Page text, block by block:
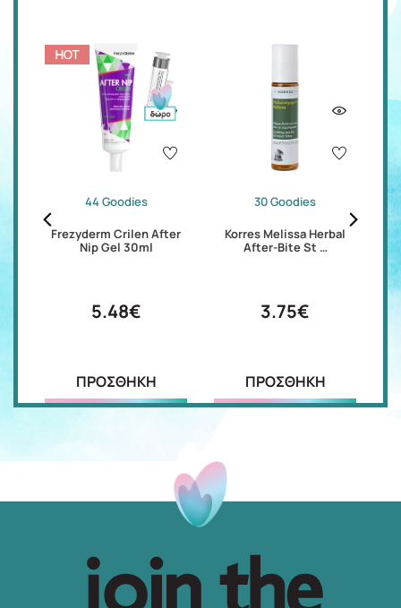
44 Goodies
Frezyderm Crilen After
Nip Gel 30ml
5.48€
ΠΡΟΣΘΗΚΗ
30 Goodies
Korres Melissa Herbal
After-Bite St …
3.75€
ΠΡΟΣΘΗΚΗ